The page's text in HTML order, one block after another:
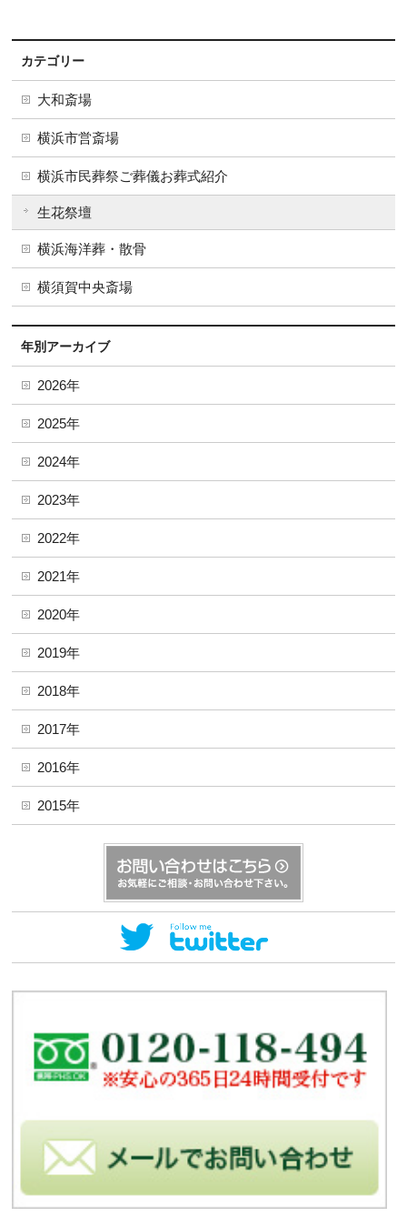
カテゴリー
大和斎場
横浜市営斎場
横浜市民葬祭ご葬儀お葬式紹介
生花祭壇
横浜海洋葬・散骨
横須賀中央斎場
年別アーカイブ
2026年
2025年
2024年
2023年
2022年
2021年
2020年
2019年
2018年
2017年
2016年
2015年